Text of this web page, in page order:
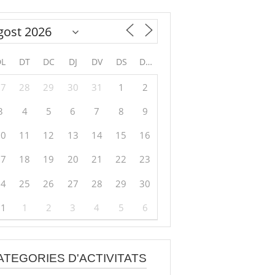
DT DC DJ DV DS DG
28 29 30 31 1
2
4 5 6 7 8
9
11 12 13 14 15
16
18 19 20 21 22
23
25 26 27 28 29
30
1 2 3 4 5 6
D'ACTIVITATS